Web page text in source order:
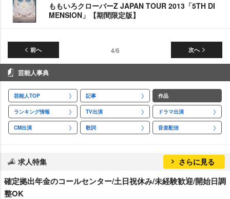
ももいろクローバーZ JAPAN TOUR 2013「5TH DI
MENSION」【期間限定版】
前へ 次へ
4/6
芸能人事典
芸能人TOP 記事 作品
ランキング情報 TV出演 ドラマ出演
CM出演 歌詞 音楽配信
求人特集 さらに見る
確定拠出年金のコールセンター/土日祝休み/未経験歓迎/開始日調
整OK